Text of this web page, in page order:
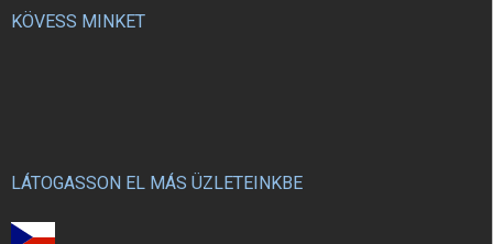
KÖVESS MINKET
LÁTOGASSON EL MÁS ÜZLETEINKBE